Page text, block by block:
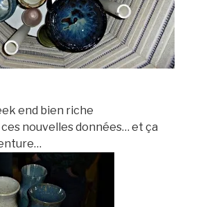
end bien riche
nouvelles données… et ça